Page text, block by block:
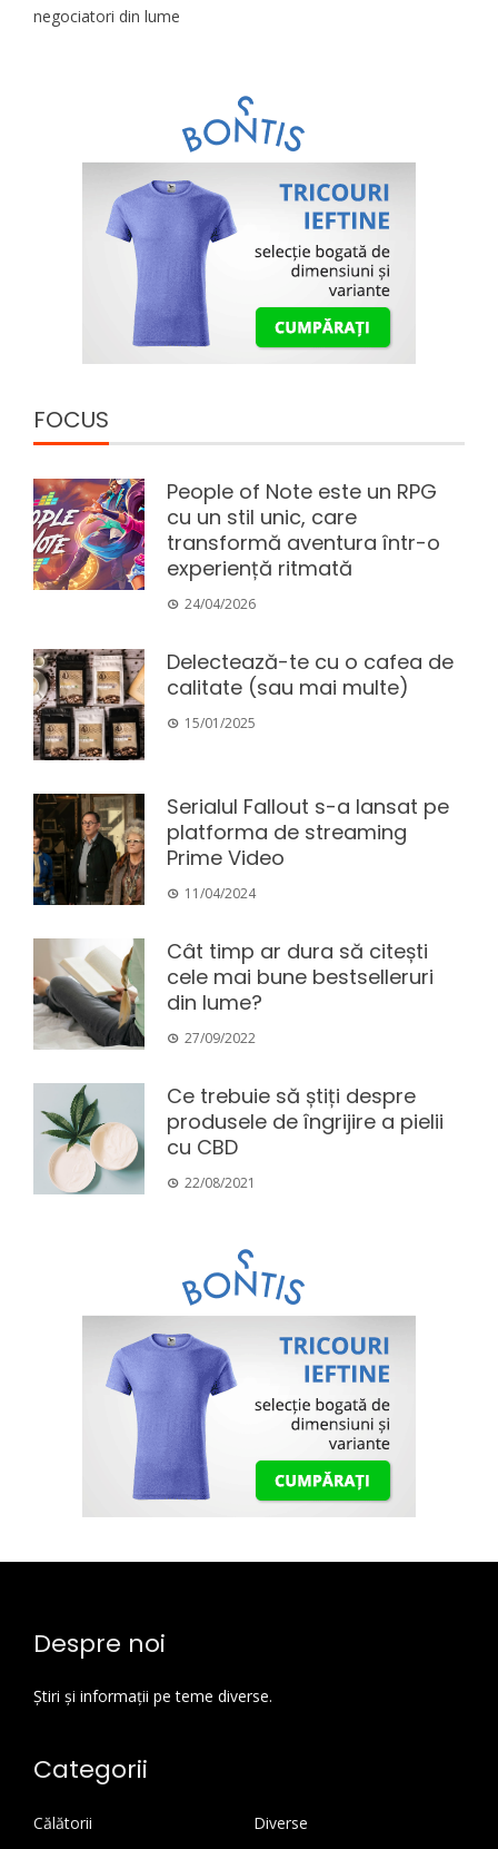
negociatori din lume
FOCUS
People of Note este un RPG
cu un stil unic, care
transformă aventura într-o
experiență ritmată
24/04/2026
Delectează-te cu o cafea de
calitate (sau mai multe)
15/01/2025
Serialul Fallout s-a lansat pe
platforma de streaming
Prime Video
11/04/2024
Cât timp ar dura să citești
cele mai bune bestselleruri
din lume?
27/09/2022
Ce trebuie să știți despre
produsele de îngrijire a pielii
cu CBD
22/08/2021
Despre noi
Știri și informații pe teme diverse.
Categorii
Călătorii Diverse